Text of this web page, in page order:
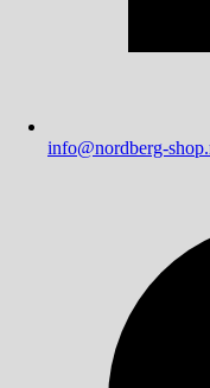
info@nordberg-